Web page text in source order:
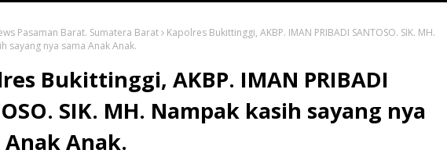
Pasaman Barat. Sumatera Barat
Kapolres Bukittinggi, AKBP. IMAN PRIBADI SANTOSO. SIK. MH.
sayang nya sama Anak Anak.
Bukittinggi, AKBP. IMAN PRIBADI
SIK. MH. Nampak kasih sayang nya
Anak Anak.